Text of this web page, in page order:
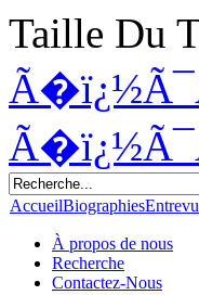
Taille Du
AccueilBiographies
À propos de nous
Recherche
Contactez-Nous